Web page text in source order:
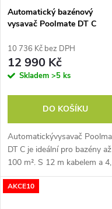
Automatický bazénový
vysavač Poolmate DT C
10 736 Kč bez DPH
12 990 Kč
Skladem >5 ks
DO KOŠÍKU
Automatickývysavač
DT C je ideální pro bazény
100 m². S 12 m kabelem a
filtračním košem efektivně
dno, stěny a vodní linku. Díky
AKCE10